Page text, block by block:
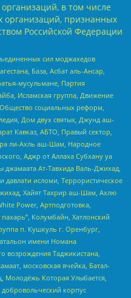
в том числе
признанных
Российской Федерации
сил моджахедов
База, Асбат аль-Ансар,
мусульмане, Партия
Исламская группа, Движение
Общество социальных реформ,
Дом двух святых, Джунд аш-
Кавказ, АБТО, Правый сектор,
ли-Ахль аш-Шам, Народное
Аджр от Аллаха Субхану уа
Ат-Тавхида Валь-Джихад,
давлати исломи, Террористическое
Хайят Тахрир аш-Шам, Ахлю
Power, Артподготовка,
Колумбайн, Хатлонский
п. Кушкуль г. Оренбург,
имени Номана
возрождения Таджикистана,
московская ячейка, Батал-
Молодёжь Которая Улыбается,
корпус